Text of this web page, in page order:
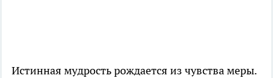
Истинная мудрость рождается из чувства меры.